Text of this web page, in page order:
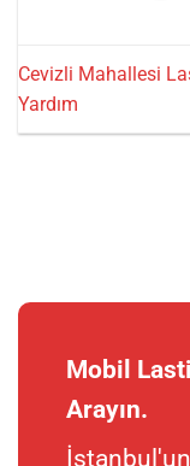
Cevizli Mahallesi
Yardım
Mobil
Arayın.